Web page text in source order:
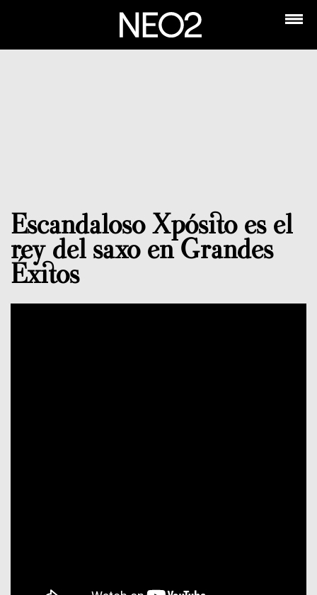
Escandaloso Xpósito es el
rey del saxo en Grandes
Éxitos